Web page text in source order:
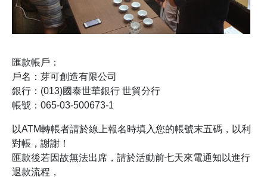
匯款帳戶：
戶名：芽可創造有限公司
銀行：(013)國泰世華銀行 世貿分行
帳號：065-03-500673-1
以ATM轉帳者請於線上報名時填入您的帳號末五碼，以利
對帳，謝謝！
匯款後若因故無法出席，請於活動前七天來電通知以進行
退款流程，